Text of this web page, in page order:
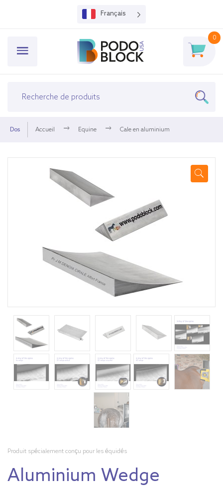
Français
0
Dos Accueil Equine Cale en aluminium
Produit spécialement conçu pour les équidés
Aluminium Wedge